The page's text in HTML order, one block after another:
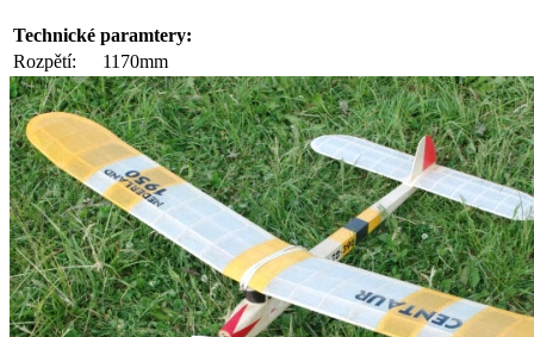
Technické paramtery:
Rozpětí:
1170mm